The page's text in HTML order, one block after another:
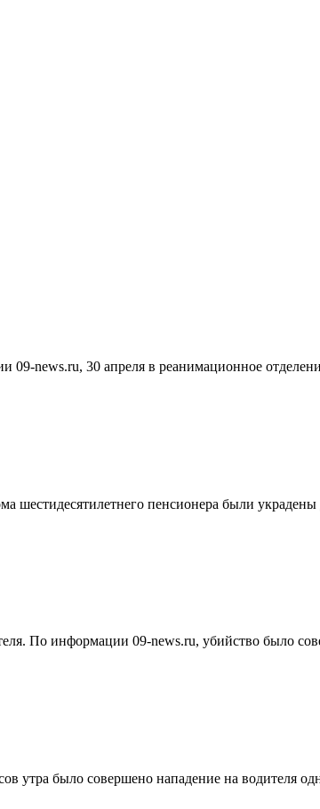
news.ru, 30 апреля в реанимационное
пенсионера были украдены
По информации 09-news.ru, убийство было
утра было совершено нападение на водителя